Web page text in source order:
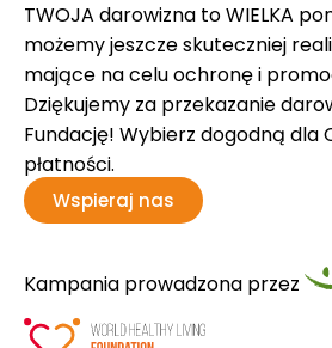
TWOJA darowizna to WIELKA
możemy jeszcze skuteczniej
mające na celu ochronę i
Dziękujemy za przekazanie
Fundację! Wybierz dogodną dla
płatności.
Wspieraj nas
Kampania prowadzona przez